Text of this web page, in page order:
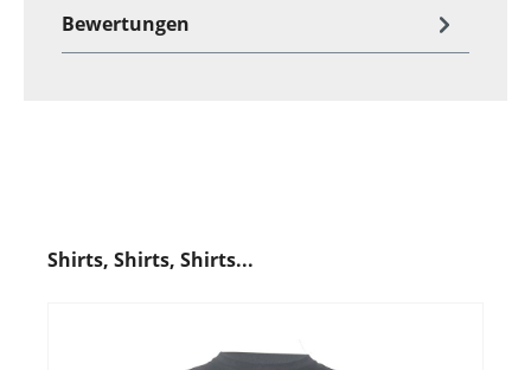
Bewertungen
Shirts, Shirts, Shirts...